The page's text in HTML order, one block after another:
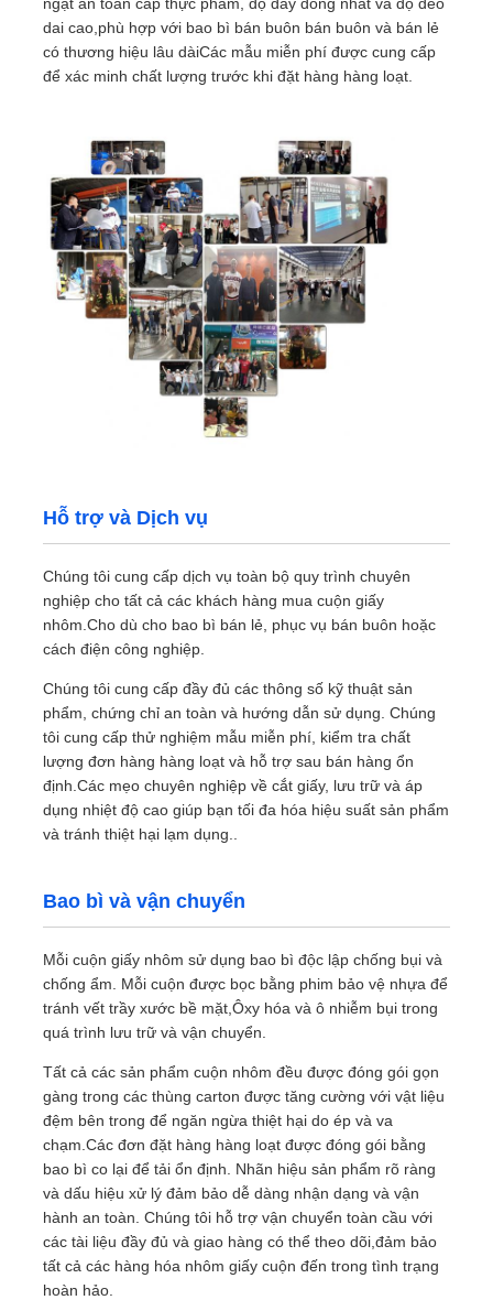
dai cao,phù hợp với bao bì bán buôn bán buôn và bán lẻ
có thương hiệu lâu dàiCác mẫu miễn phí được cung cấp
để xác minh chất lượng trước khi đặt hàng hàng loạt.
Hỗ trợ và Dịch vụ
Chúng tôi cung cấp dịch vụ toàn bộ quy trình chuyên
nghiệp cho tất cả các khách hàng mua cuộn giấy
nhôm.Cho dù cho bao bì bán lẻ, phục vụ bán buôn hoặc
cách điện công nghiệp.
Chúng tôi cung cấp đầy đủ các thông số kỹ thuật sản
phẩm, chứng chỉ an toàn và hướng dẫn sử dụng. Chúng
tôi cung cấp thử nghiệm mẫu miễn phí, kiểm tra chất
lượng đơn hàng hàng loạt và hỗ trợ sau bán hàng ổn
định.Các mẹo chuyên nghiệp về cắt giấy, lưu trữ và áp
dụng nhiệt độ cao giúp bạn tối đa hóa hiệu suất sản phẩm
và tránh thiệt hại lạm dụng..
Bao bì và vận chuyển
Mỗi cuộn giấy nhôm sử dụng bao bì độc lập chống bụi và
chống ẩm. Mỗi cuộn được bọc bằng phim bảo vệ nhựa để
tránh vết trầy xước bề mặt,Ôxy hóa và ô nhiễm bụi trong
quá trình lưu trữ và vận chuyển.
Tất cả các sản phẩm cuộn nhôm đều được đóng gói gọn
gàng trong các thùng carton được tăng cường với vật liệu
đệm bên trong để ngăn ngừa thiệt hại do ép và va
chạm.Các đơn đặt hàng hàng loạt được đóng gói bằng
bao bì co lại để tải ổn định. Nhãn hiệu sản phẩm rõ ràng
và dấu hiệu xử lý đảm bảo dễ dàng nhận dạng và vận
hành an toàn. Chúng tôi hỗ trợ vận chuyển toàn cầu với
các tài liệu đầy đủ và giao hàng có thể theo dõi,đảm bảo
tất cả các hàng hóa nhôm giấy cuộn đến trong tình trạng
hoàn hảo.